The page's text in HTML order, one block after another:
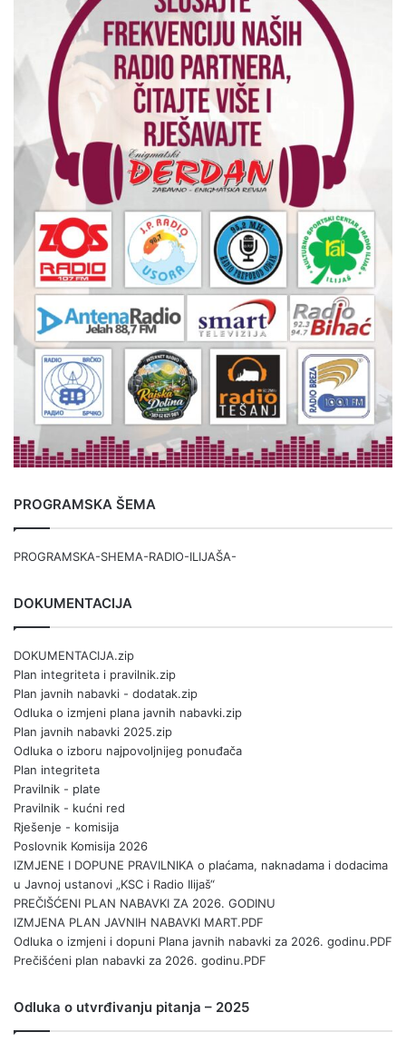
PROGRAMSKA ŠEMA
PROGRAMSKA-SHEMA-RADIO-ILIJAŠA-
DOKUMENTACIJA
DOKUMENTACIJA.zip
Plan integriteta i pravilnik.zip
Plan javnih nabavki - dodatak.zip
Odluka o izmjeni plana javnih nabavki.zip
Plan javnih nabavki 2025.zip
Odluka o izboru najpovoljnijeg ponuđača
Plan integriteta
Pravilnik - plate
Pravilnik - kućni red
Rješenje - komisija
Poslovnik Komisija 2026
IZMJENE I DOPUNE PRAVILNIKA o plaćama, naknadama i dodacima
u Javnoj ustanovi „KSC i Radio Ilijaš“
PREČIŠĆENI PLAN NABAVKI ZA 2026. GODINU
IZMJENA PLAN JAVNIH NABAVKI MART.PDF
Odluka o izmjeni i dopuni Plana javnih nabavki za 2026. godinu.PDF
Prečišćeni plan nabavki za 2026. godinu.PDF
Odluka o utvrđivanju pitanja – 2025